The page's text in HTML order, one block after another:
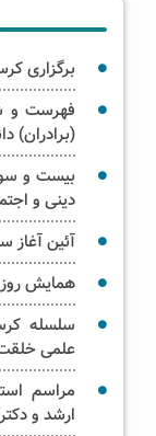
برگزاری
فهرست و
(برادران)
بیست و
دینی و
آئین آغاز
همایش
سلسله
علمی
مراسم
ارشد و